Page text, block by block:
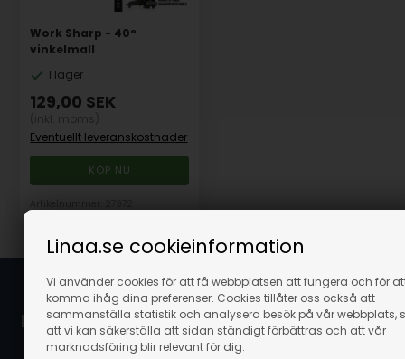
Linaa.se cookieinformation
Vi använder cookies för att få webbplatsen att fungera och för
komma ihåg dina preferenser. Cookies tillåter oss också att
sammanställa statistik och analysera besök på vår webbplats,
att vi kan säkerställa att sidan ständigt förbättras och att vår
marknadsföring blir relevant för dig.
Work Sharp - 40°
vinkelmall
I lager
129,00 SEK
Eventuellt leveranskostnader
Linaa.se / Linå A/S